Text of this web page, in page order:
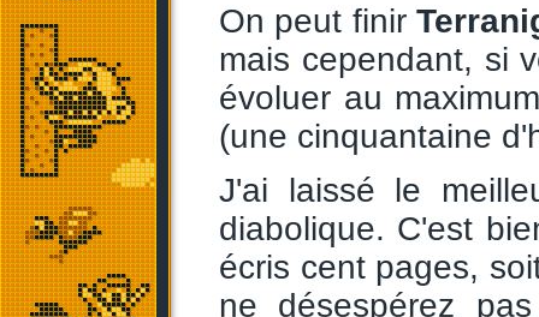
On peut finir
mais cependant, si
évoluer au
(une cinquantaine
J'ai laissé le
diabolique. C'est
écris cent pages,
ne désespérez